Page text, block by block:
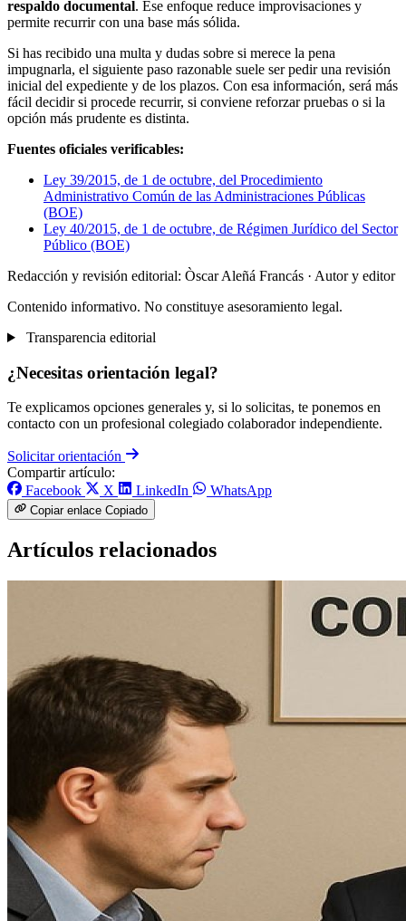
respaldo documental. Ese enfoque reduce improvisaciones y
permite recurrir con una base más sólida.
Si has recibido una multa y dudas sobre si merece la pena
impugnarla, el siguiente paso razonable suele ser pedir una revisión
inicial del expediente y de los plazos. Con esa información, será más
fácil decidir si procede recurrir, si conviene reforzar pruebas o si la
opción más prudente es distinta.
Fuentes oficiales verificables:
Ley 39/2015, de 1 de octubre, del Procedimiento
Administrativo Común de las Administraciones Públicas
(BOE)
Ley 40/2015, de 1 de octubre, de Régimen Jurídico del Sector
Público (BOE)
Redacción y revisión editorial: Òscar Aleñá Francás · Autor y editor
Contenido informativo. No constituye asesoramiento legal.
Transparencia editorial
¿Necesitas orientación legal?
Te explicamos opciones generales y, si lo solicitas, te ponemos en
contacto con un profesional colegiado colaborador independiente.
Solicitar orientación
Compartir artículo:
Facebook
X LinkedIn WhatsApp
Copiar enlace Copiado
Artículos relacionados